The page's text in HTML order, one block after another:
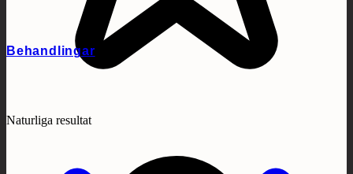
Behandlingar
Naturliga resultat